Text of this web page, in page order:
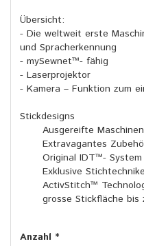
Übersicht:
- Die weltweit erste
und Spracherkennung
- mySewnet™- fähig
- Laserprojektor
- Kamera – Funktion zum
Stickdesigns
Ausgereifte Maschinen
Extravagantes
Original IDT™- System
Exklusive
ActivStitch™
grosse Stickfläche bis
Anzahl *